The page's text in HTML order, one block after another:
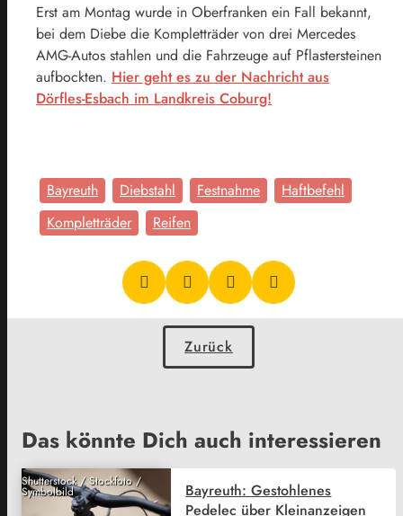
Erst am Montag wurde in Oberfranken ein Fall bekannt,
bei dem Diebe die Kompletträder von drei Mercedes
AMG-Autos stahlen und die Fahrzeuge auf Pflastersteinen
aufbockten. Hier geht es zu der Nachricht aus
Dörfles-Esbach im Landkreis Coburg!
Bayreuth Diebstahl Festnahme
Haftbefehl
Kompletträder
Reifen
Zurück
Das könnte Dich auch interessieren
Shutterstock / Stockfoto /
Symbolbild
Bayreuth: Gestohlenes
Pedelec über Kleinanzeigen